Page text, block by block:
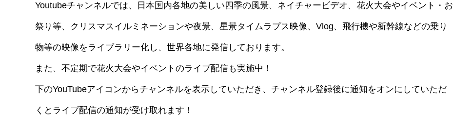
Youtubeチャンネルでは、日本国内各地の美しい四季の風景、ネイチャービデオ、花火大会やイベント・お
祭り等、クリスマスイルミネーションや夜景、星景タイムラプス映像、Vlog、飛行機や新幹線などの乗り
物等の映像をライブラリー化し、世界各地に発信しております。
また、不定期で花火大会やイベントのライブ配信も実施中！
下のYouTubeアイコンからチャンネルを表示していただき、チャンネル登録後に通知をオンにしていただ
くとライブ配信の通知が受け取れます！